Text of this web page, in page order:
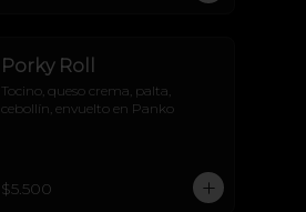
Porky Roll
Tocino, queso crema, palta,
cebollín, envuelto en Panko
$5.500